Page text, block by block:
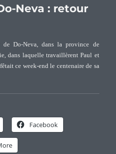
Neva : retour
de Do-Neva, dans la province de
dans laquelle travaillèrent Paul et
ce week-end le centenaire de sa
Facebook